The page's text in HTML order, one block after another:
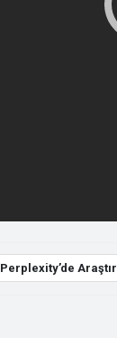
Perplexity’de Araştır